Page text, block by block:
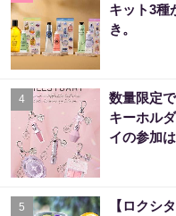
キット3種
き。
4
数量限定
キーホル
イの参加
5
【ロクシ